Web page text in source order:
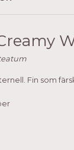
Fin som